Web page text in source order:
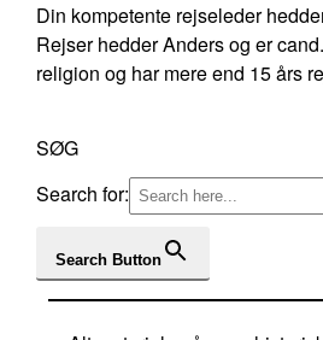
Din kompetente rejseleder
Rejser hedder Anders og er
religion og har mere end 15 års
SØG
Search for:
Search Button